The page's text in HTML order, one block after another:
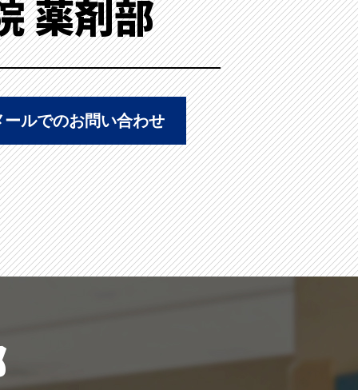
薬剤部
ールでのお問い合わせ